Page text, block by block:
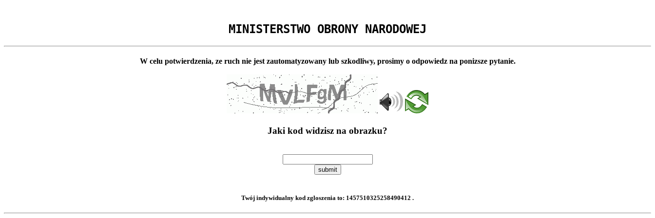
MINISTERSTWO OBRONY NARODOWEJ
W celu potwierdzenia, ze ruch nie jest zautomatyzowany lub szkodliwy, prosimy o odpowiedz na ponizsze pytanie.
Jaki kod widzisz na obrazku?
submit
Twój indywidualny kod zgloszenia to: 1457510325258490412 .